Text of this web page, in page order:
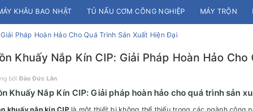
KHÂU BAO NHẬT TỦ NẤU CƠM CÔNG NGHIỆP MÁY TRỘN
Pháp Hoàn Hảo Cho Quá Trình Sản Xuất Hiện Đại
Khuấy Nắp Kín CIP: Giải Pháp Hoàn Hảo
bởiĐào Đức Lân
Khuấy Nắp Kín CIP: Giải pháp hoàn hảo cho quá trình sản
khuấy nắp kín CIPlà một thiết bị không thể thiếu trong các ngành công